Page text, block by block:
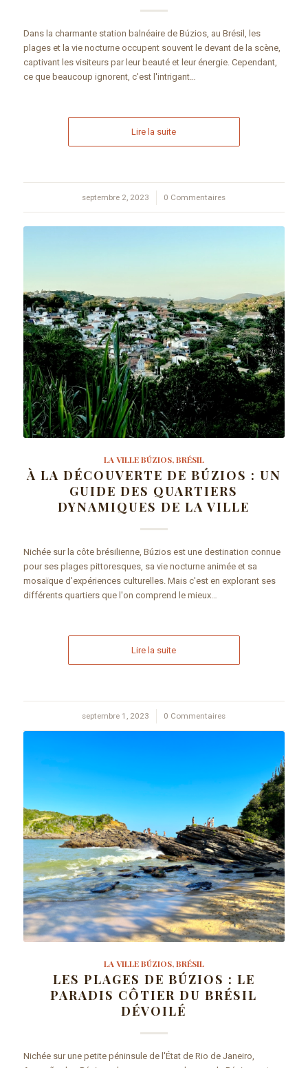
Dans la charmante station balnéaire de Búzios, au Brésil, les
plages et la vie nocturne occupent souvent le devant de la scène,
captivant les visiteurs par leur beauté et leur énergie. Cependant,
ce que beaucoup ignorent, c'est l'intrigant…
Lire la suite
septembre 2, 2023
/ 0 Commentaires
LA VILLE BÚZIOS, BRÉSIL
À LA DÉCOUVERTE DE BÚZIOS : UN
GUIDE DES QUARTIERS
DYNAMIQUES DE LA VILLE
Nichée sur la côte brésilienne, Búzios est une destination connue
pour ses plages pittoresques, sa vie nocturne animée et sa
mosaïque d'expériences culturelles. Mais c'est en explorant ses
différents quartiers que l'on comprend le mieux…
Lire la suite
septembre 1, 2023
/ 0 Commentaires
LA VILLE BÚZIOS, BRÉSIL
LES PLAGES DE BÚZIOS : LE
PARADIS CÔTIER DU BRÉSIL
DÉVOILÉ
Nichée sur une petite péninsule de l'État de Rio de Janeiro,